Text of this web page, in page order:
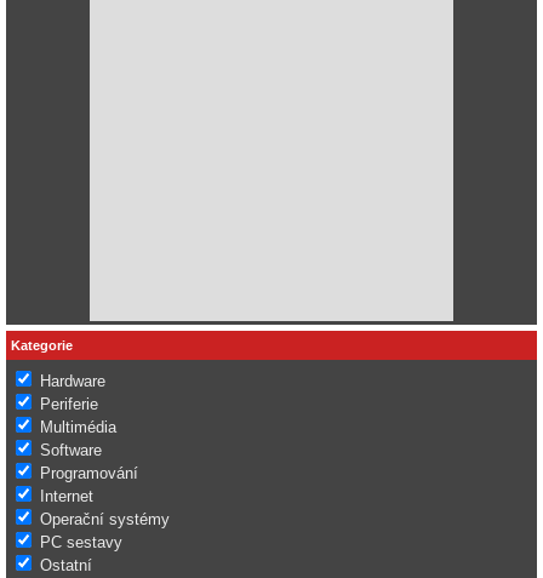
Kategorie
Hardware
Periferie
Multimédia
Software
Programování
Internet
Operační systémy
PC sestavy
Ostatní